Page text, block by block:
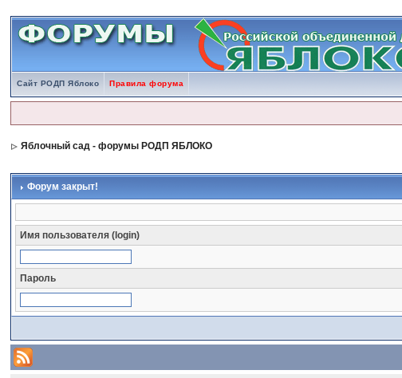
Сайт РОДП Яблоко Правила форума
Яблочный сад - форумы РОДП ЯБЛОКО
Форум закрыт!
Имя пользователя (login)
Пароль